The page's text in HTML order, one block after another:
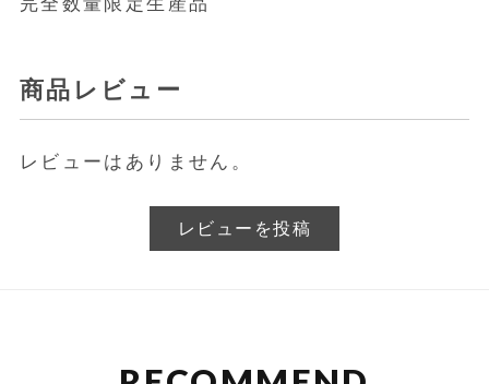
商品レビュー
レビューはありません。
レビューを投稿